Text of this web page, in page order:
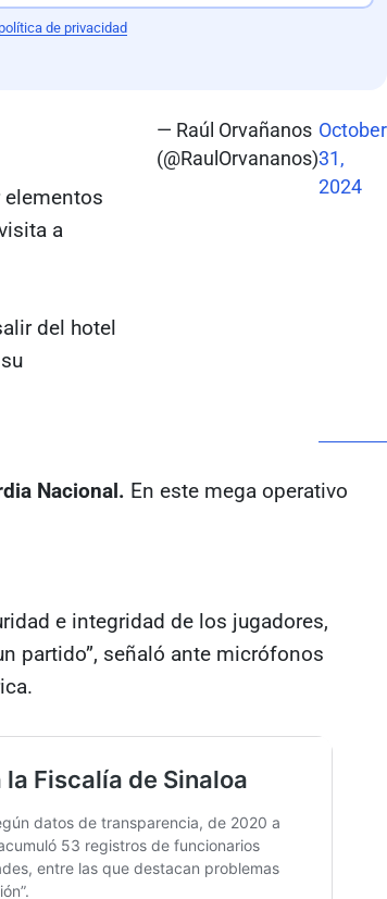
política de privacidad
elementos
a
del hotel
— Raúl Orvañanos
(@RaulOrvananos)
October
31,
2024
Nacional. En este mega operativo
e integridad de los jugadores,
partido”, señaló ante micrófonos